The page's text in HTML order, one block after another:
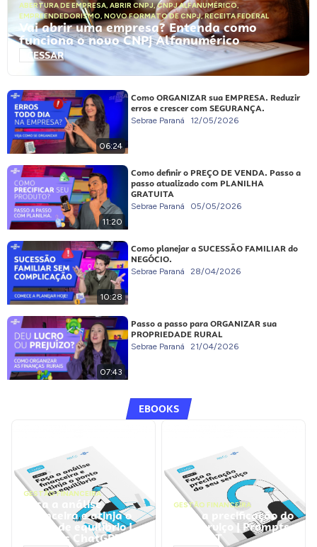
ABERTURA DE EMPRESA, ABRIR CNPJ,CNPJ ALFANUMÉRICO,
EMPREENDEDORISMO, NOVO FORMATO DE CNPJ,RECEITA FEDERAL
Vai abrir uma empresa? Entenda como
funciona o novo CNPJ Alfanumérico
ACESSAR
06:24
Como ORGANIZAR sua EMPRESA. Reduzir
erros e crescer com SEGURANÇA.
Sebrae Paraná 12/05/2026
11:20
Como definir o PREÇO DE VENDA. Passo a
passo atualizado com PLANILHA
GRATUITA
Sebrae Paraná 05/05/2026
10:28
Como planejar a SUCESSÃO FAMILIAR do
NEGÓCIO.
Sebrae Paraná 28/04/2026
07:43
Passo a passo para ORGANIZAR sua
PROPRIEDADE RURAL
Sebrae Paraná 21/04/2026
EBOOKS
GESTÃO FINANCEIRA
Faça a análise
financeira e atinja o
ponto de equilíbrio |
Prompts ChatGPT
GESTÃO FINANCEIRA
Faça a precificação do
seu serviço | Prompts
ChatGPT